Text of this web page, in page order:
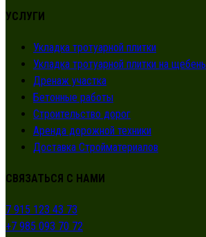
УСЛУГИ
Укладка тротуарной плитки
Укладка тротуарной плитки на щебень
Дренаж участка
Бетонные работы
Строительство дорог
Аренда дорожной техники
Доставка Стройматериалов
СВЯЗАТЬСЯ С НАМИ
7 915 123 43 73
+7 985 093 70 72